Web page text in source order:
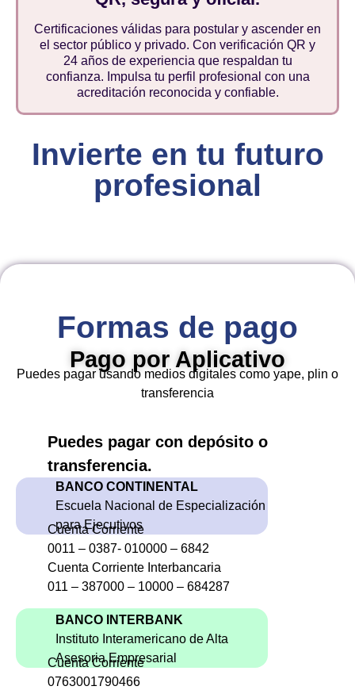
Certificaciones válidas para postular y ascender en
el sector público y privado. Con verificación QR y
24 años de experiencia que respaldan tu
confianza. Impulsa tu perfil profesional con una
acreditación reconocida y confiable.
Invierte en tu futuro
profesional
Formas de pago
Pago por Aplicativo
Puedes pagar usando medios digitales como yape, plin o
transferencia
Puedes pagar con depósito o
transferencia.
BANCO CONTINENTAL
Escuela Nacional de Especialización
para Ejecutivos
Cuenta Corriente
0011 – 0387- 010000 – 6842
Cuenta Corriente Interbancaria
011 – 387000 – 10000 – 684287
BANCO INTERBANK
Instituto Interamericano de Alta
Asesoria Empresarial
Cuenta Corriente
0763001790466